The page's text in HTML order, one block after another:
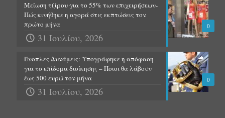
0
Μείωση τζίρου για το 55% των επιχειρήσεων-
Πώς κινήθηκε η αγορά στις εκπτώσεις τον
πρώτο μήνα
31 Ιουλίου, 2026
0
Ένοπλες Δυνάμεις: Υπογράφηκε η απόφαση
για το επίδομα διοίκησης – Ποιοι θα λάβουν
έως 500 ευρώ τον μήνα
31 Ιουλίου, 2026